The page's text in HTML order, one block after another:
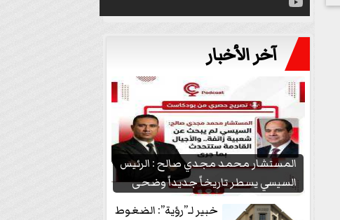
آخر الأخبار
المستشار محمد مجدي صالح : الرئيس
السيسي يسطر تاريخاً جديداً وضحى
بشعبيته...
خبير لـ”رؤية”: الضغوط